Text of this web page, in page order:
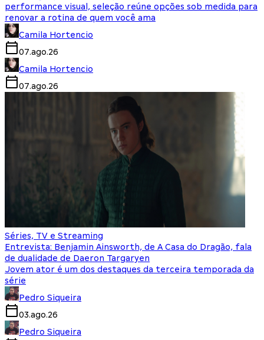
performance visual, seleção reúne opções sob medida para
renovar a rotina de quem você ama
Camila Hortencio
07.ago.26
Camila Hortencio
07.ago.26
Séries, TV e Streaming
Entrevista: Benjamin Ainsworth, de A Casa do Dragão, fala
de dualidade de Daeron Targaryen
Jovem ator é um dos destaques da terceira temporada da
série
Pedro Siqueira
03.ago.26
Pedro Siqueira